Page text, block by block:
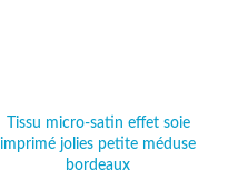
Tissu micro-satin effet soie
imprimé jolies petite méduse
bordeaux